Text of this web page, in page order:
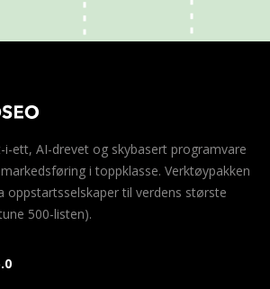
i-ett, AI-drevet og skybasert programvare
i toppklasse. Verktøypakken
oppstartsselskaper til verdens største
500-listen).